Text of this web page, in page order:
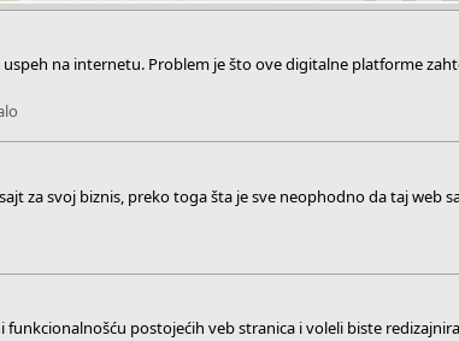
na internetu. Problem je što ove digitalne platforme
za svoj biznis, preko toga šta je sve neophodno da taj web
postojećih veb stranica i voleli biste